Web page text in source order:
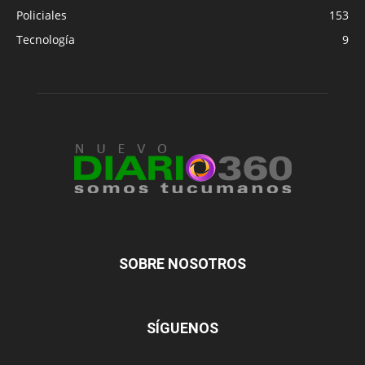
Policiales
153
Tecnología
9
SOBRE NOSOTROS
SÍGUENOS